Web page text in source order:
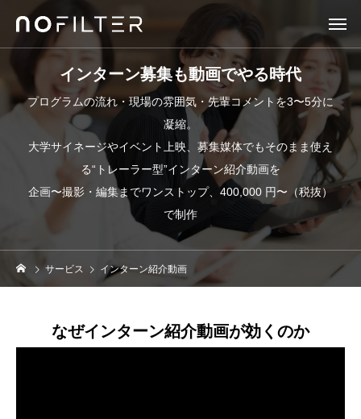
インターン募集も動画でやる時代
プログラムの流れ・現場の雰囲気・先輩コメントを3〜5分に
凝縮。
大学サイネージやイベント上映、募集媒体でもそのまま使え
る“トレーラー型”インターン紹介動画を
企画〜撮影・編集までワンストップ、400,000 円〜（税抜）
で制作
サービス インターン紹介動画
なぜインターン紹介動画が効くのか